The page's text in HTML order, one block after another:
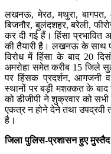
लखनऊ, मेरठ, मथुरा, बागपत,
बिजनौर, बुलंदशहर, बरेली,
कर दी गई हैं। हिंसा प्रभावित
की तैयारी है। लखनऊ के साथ
विरोध में हिंसा के बाद 20
अमरोहा समेत करीब 15 जिले
पर हिंसक प्रदर्शन, आगजनी
स्थानों पर बड़ी मशक्कत के बाद
को डीजीपी ने शुक्रवार को
एकत्र न होने देने तथा उपद्रवी
है।
जिला पुलिस-प्रशासन हुए मुस्तैद